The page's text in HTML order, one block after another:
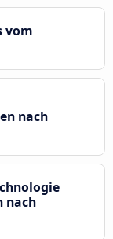
vom
nach
nach